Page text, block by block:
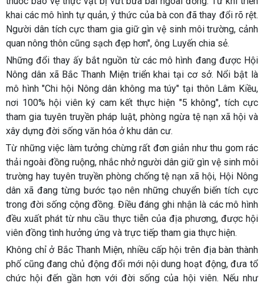
khai các mô hình tự quản, ý thức của bà con đã thay đổi rõ rệt.
Người dân tích cực tham gia giữ gìn vệ sinh môi trường, cảnh
quan nông thôn cũng sạch đẹp hơn", ông Luyến chia sẻ.
Những đổi thay ấy bắt nguồn từ các mô hình đang được Hội
Nông dân xã Bắc Thanh Miện triển khai tại cơ sở. Nổi bật là
mô hình "Chi hội Nông dân không ma túy" tại thôn Lâm Kiều,
nơi 100% hội viên ký cam kết thực hiện "5 không", tích cực
tham gia tuyên truyền pháp luật, phòng ngừa tệ nạn xã hội và
xây dựng đời sống văn hóa ở khu dân cư.
Từ những việc làm tưởng chừng rất đơn giản như thu gom rác
thải ngoài đồng ruộng, nhắc nhở người dân giữ gìn vệ sinh môi
trường hay tuyên truyền phòng chống tệ nạn xã hội, Hội Nông
dân xã đang từng bước tạo nên những chuyển biến tích cực
trong đời sống cộng đồng. Điều đáng ghi nhận là các mô hình
đều xuất phát từ nhu cầu thực tiễn của địa phương, được hội
viên đồng tình hưởng ứng và trực tiếp tham gia thực hiện.
Không chỉ ở Bắc Thanh Miện, nhiều cấp hội trên địa bàn thành
phố cũng đang chủ động đổi mới nội dung hoạt động, đưa tổ
chức hội đến gần hơn với đời sống của hội viên. Nếu như